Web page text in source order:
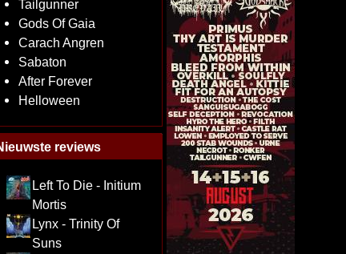
Tailgunner
Gods Of Gaia
Carach Angren
Sabaton
After Forever
Helloween
reviews
Left To Die - Initium
Mortis
Lynx - Trinity Of
Suns